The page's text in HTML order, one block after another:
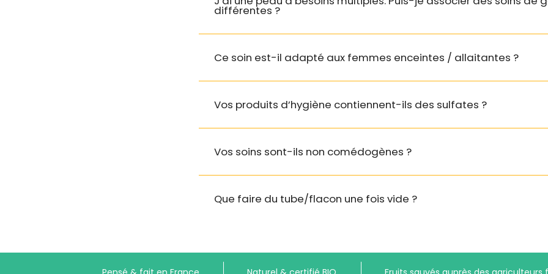
After Date
en profondeur
différentes ?
Ce soin est-il adapté aux femmes enceintes / allaitantes ?
Vos produits d’hygiène contiennent-ils des sulfates ?
Vos soins sont-ils non comédogènes ?
Que faire du tube/flacon une fois vide ?